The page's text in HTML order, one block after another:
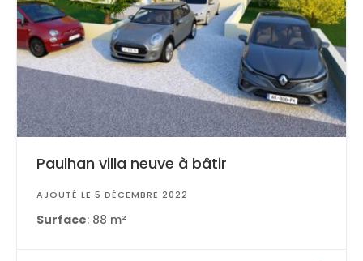
Paulhan villa neuve à bâtir
AJOUTÉ LE 5 DÉCEMBRE 2022
Surface: 88 m²